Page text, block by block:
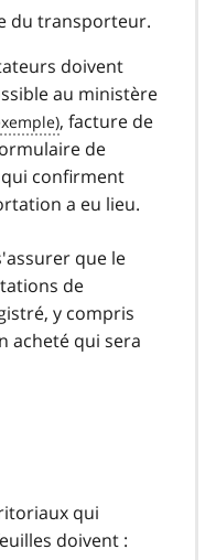
du transporteur.
doivent
au ministère
, facture de
de
confirment
a eu lieu.
que le
de
y compris
acheté qui sera
qui
doivent :